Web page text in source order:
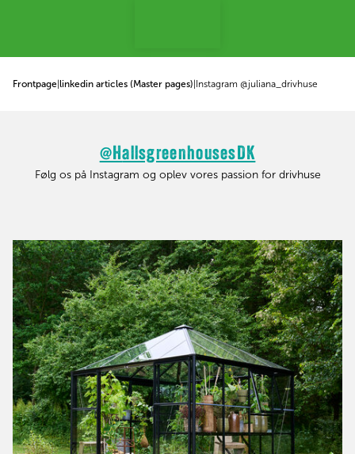
Frontpage linkedin articles (Master pages) Instagram @juliana_drivhuse
@HallsgreenhousesDK
Følg os på Instagram og oplev vores passion for drivhuse